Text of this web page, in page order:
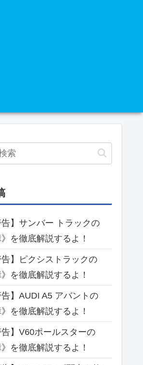
告】サンバー トラックの
》を徹底解説するよ！
告】ピクシストラックの
》を徹底解説するよ！
告】AUDI A5 アバントの
》を徹底解説するよ！
告】V60ポールスターの
》を徹底解説するよ！